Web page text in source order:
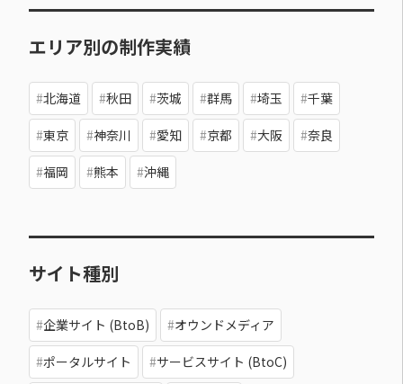
エリア別の制作実績
北海道 秋田 茨城 群馬 埼玉 千葉
東京 神奈川 愛知 京都 大阪 奈良
福岡 熊本 沖縄
サイト種別
企業サイト (BtoB) オウンドメディア
ポータルサイト サービスサイト (BtoC)